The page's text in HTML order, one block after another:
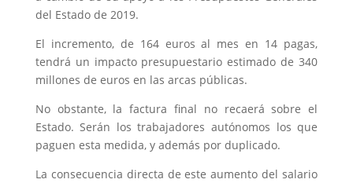
del Estado de 2019.
El incremento, de 164 euros al mes en 14 pagas,
tendrá un impacto presupuestario estimado de 340
millones de euros en las arcas públicas.
No obstante, la factura final no recaerá sobre el
Estado. Serán los trabajadores autónomos los que
paguen esta medida, y además por duplicado.
La consecuencia directa de este aumento del salario